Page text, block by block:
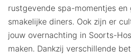
rustgevende spa-momentjes
smakelijke diners. Ook zijn er
jouw overnachting in Soorts-
maken. Dankzij verschillende